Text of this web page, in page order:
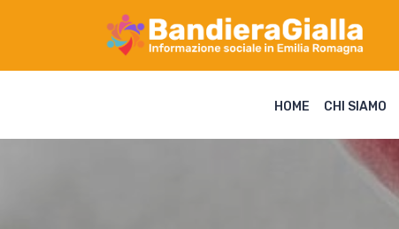
HOME CHI SIAMO